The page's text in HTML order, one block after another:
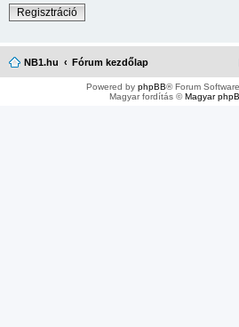
Regisztráció
NB1.hu Fórum kezdőlap
Powered by phpBB® Forum
Magyar fordítás ©Magyar